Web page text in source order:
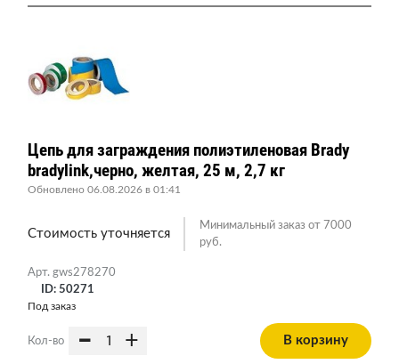
Арт. gws278270
ID: 50271
Цепь для заграждения полиэтиленовая Brady
bradylink,черно, желтая, 25 м, 2,7 кг
Обновлено 06.08.2026 в 01:41
Стоимость уточняется
Минимальный заказ от 7000
руб.
Под заказ
Кол-во - + В корзину